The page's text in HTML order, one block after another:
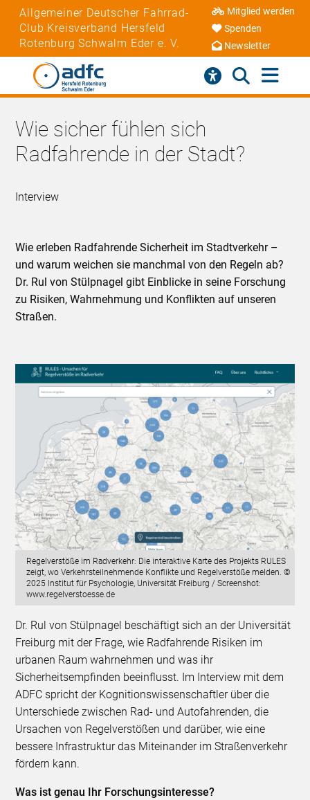
Allgemeiner Deutscher Fahrrad-
Club Kreisverband Hersfeld
Rotenburg Schwalm Eder e. V.
Mitglied werden
Spenden
Newsletter
Wie sicher fühlen sich
Radfahrende in der Stadt?
Interview
Wie erleben Radfahrende Sicherheit im Stadtverkehr –
und warum weichen sie manchmal von den Regeln ab?
Dr. Rul von Stülpnagel gibt Einblicke in seine Forschung
zu Risiken, Wahrnehmung und Konflikten auf unseren
Straßen.
Regelverstöße im Radverkehr: Die interaktive Karte des Projekts RULES
zeigt, wo Verkehrsteilnehmende Konflikte und Regelverstöße melden. ©
2025 Institut für Psychologie, Universität Freiburg / Screenshot:
www.regelverstoesse.de
Dr. Rul von Stülpnagel beschäftigt sich an der Universität
Freiburg mit der Frage, wie Radfahrende Risiken im
urbanen Raum wahrnehmen und was ihr
Sicherheitsempfinden beeinflusst. Im Interview mit dem
ADFC spricht der Kognitionswissenschaftler über die
Unterschiede zwischen Rad- und Autofahrenden, die
Ursachen von Regelverstößen und darüber, wie eine
bessere Infrastruktur das Miteinander im Straßenverkehr
fördern kann.
Was ist genau Ihr Forschungsinteresse?